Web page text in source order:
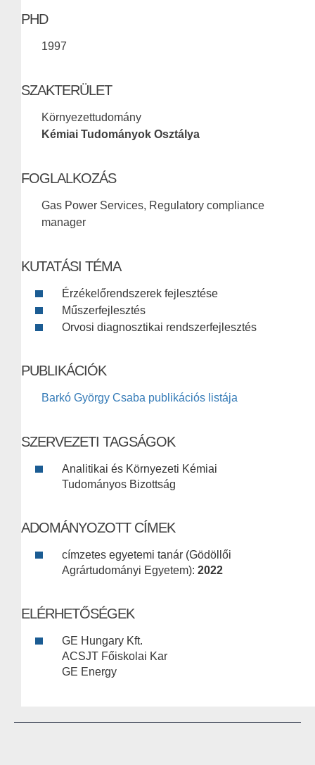
PHD
1997
SZAKTERÜLET
Környezettudomány
Kémiai Tudományok Osztálya
FOGLALKOZÁS
Gas Power Services, Regulatory compliance
manager
KUTATÁSI TÉMA
Érzékelőrendszerek fejlesztése
Műszerfejlesztés
Orvosi diagnosztikai rendszerfejlesztés
PUBLIKÁCIÓK
Barkó György Csaba publikációs listája
SZERVEZETI TAGSÁGOK
Analitikai és Környezeti Kémiai
Tudományos Bizottság
ADOMÁNYOZOTT CÍMEK
címzetes egyetemi tanár (Gödöllői
Agrártudományi Egyetem): 2022
ELÉRHETŐSÉGEK
GE Hungary Kft.
ACSJT Főiskolai Kar
GE Energy